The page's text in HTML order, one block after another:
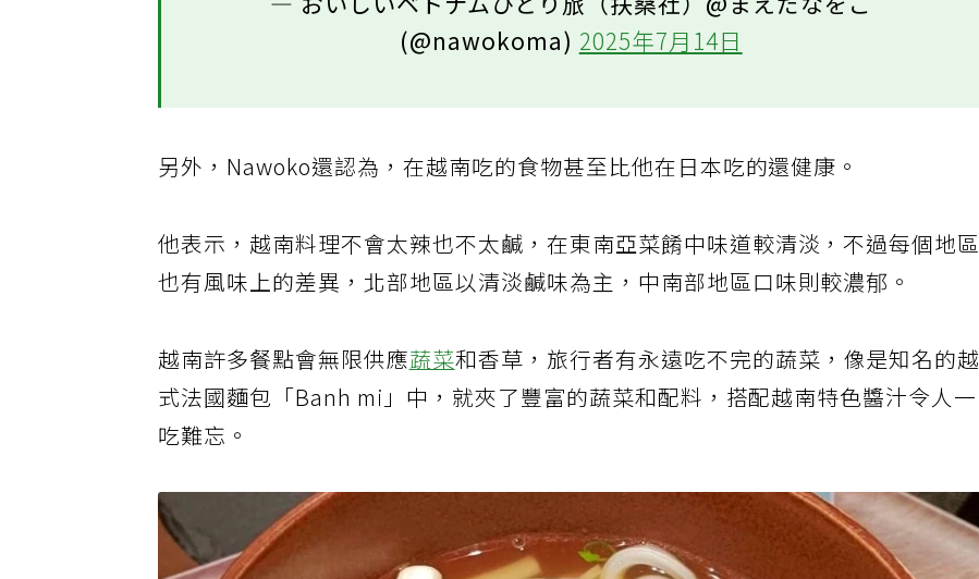
— おいしいベトナムひとり旅（扶桑社）@まえだなをこ
(@nawokoma)2025年7月14日
另外，Nawoko還認為，在越南吃的食物甚至比他在日本吃的還健康。
他表示，越南料理不會太辣也不太鹹，在東南亞菜餚中味道較清淡，不過每個地區
也有風味上的差異，北部地區以清淡鹹味為主，中南部地區口味則較濃郁。
越南許多餐點會無限供應蔬菜和香草，旅行者有永遠吃不完的蔬菜，像是知名的越
式法國麵包「Banh mi」中，就夾了豐富的蔬菜和配料，搭配越南特色醬汁令人一
吃難忘。